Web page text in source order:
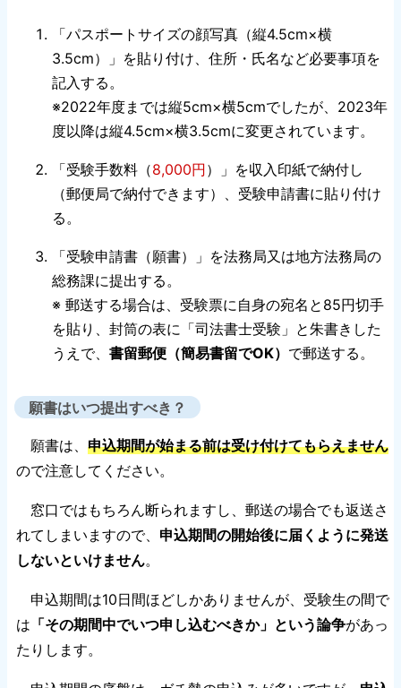
「パスポートサイズの顔写真（縦4.5cm×横
3.5cm）」を貼り付け、住所・氏名など必要事項を
記入する。
※2022年度までは縦5cm×横5cmでしたが、2023年
度以降は縦4.5cm×横3.5cmに変更されています。
「受験手数料（8,000円）」を収入印紙で納付し
（郵便局で納付できます）、受験申請書に貼り付け
る。
「受験申請書（願書）」を法務局又は地方法務局の
総務課に提出する。
※ 郵送する場合は、受験票に自身の宛名と85円切手
を貼り、封筒の表に「司法書士受験」と朱書きした
うえで、 書留郵便（簡易書留でOK） で郵送する。
願書はいつ提出すべき？
願書は、 申込期間が始まる前は受け付けてもらえません
ので注意してください。
窓口ではもちろん断られますし、郵送の場合でも返送さ
れてしまいますので、 申込期間の開始後に届くように発送
しないといけません。
申込期間は10日間ほどしかありませんが、受験生の間で
は 「その期間中でいつ申し込むべきか」という論争があっ
たりします。